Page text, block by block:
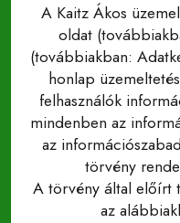
A Kaitz Ákos
oldat
(továbbiakban:
honlap
felhasználók
mindenben az
az
törvény
A törvény által előírt
az